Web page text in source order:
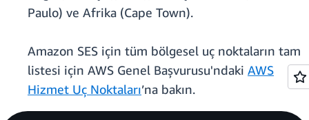
Paulo) ve Afrika (Cape Town).
Amazon SES için tüm bölgesel uç noktaların tam
listesi için AWS Genel Başvurusu'ndaki AWS
Hizmet Uç Noktaları’na bakın.